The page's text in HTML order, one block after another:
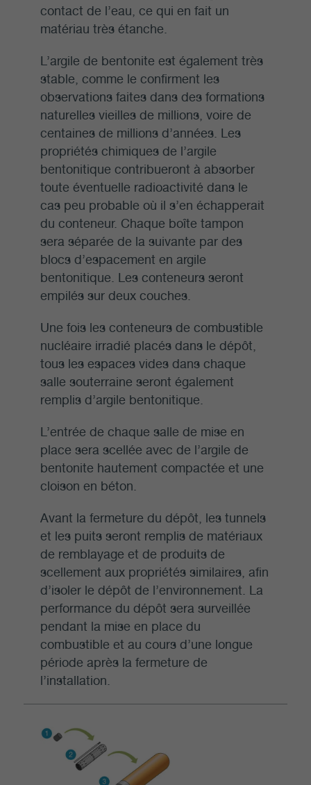
contact de l’eau, ce qui en fait un
matériau très étanche.
L’argile de bentonite est également très
stable, comme le confirment les
observations faites dans des formations
naturelles vieilles de millions, voire de
centaines de millions d’années. Les
propriétés chimiques de l’argile
bentonitique contribueront à absorber
toute éventuelle radioactivité dans le
cas peu probable où il s’en échapperait
du conteneur. Chaque boîte tampon
sera séparée de la suivante par des
blocs d’espacement en argile
bentonitique. Les conteneurs seront
empilés sur deux couches.
Une fois les conteneurs de combustible
nucléaire irradié placés dans le dépôt,
tous les espaces vides dans chaque
salle souterraine seront également
remplis d’argile bentonitique.
L’entrée de chaque salle de mise en
place sera scellée avec de l’argile de
bentonite hautement compactée et une
cloison en béton.
Avant la fermeture du dépôt, les tunnels
et les puits seront remplis de matériaux
de remblayage et de produits de
scellement aux propriétés similaires, afin
d’isoler le dépôt de l’environnement. La
performance du dépôt sera surveillée
pendant la mise en place du
combustible et au cours d’une longue
période après la fermeture de
l’installation.